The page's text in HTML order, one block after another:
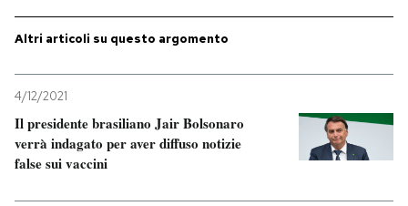
Economia
Sport
Altrecose
PODCAST
Altri articoli su questo argomento
4/12/2021
Il presidente brasiliano Jair Bolsonaro
verrà indagato per aver diffuso notizie
false sui vaccini